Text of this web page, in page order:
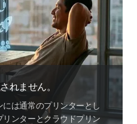
れません。
は通常のプリンターとし
ンターとクラウドプリン